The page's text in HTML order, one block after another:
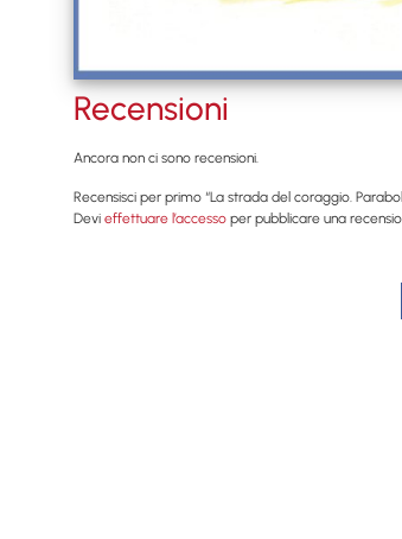
Recensioni
Ancora non ci sono recensioni.
Recensisci per primo “La strada del coraggio.
Devi effettuare l’accesso per pubblicare una